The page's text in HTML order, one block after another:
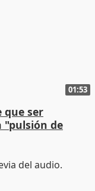
01:53
que ser
"pulsión de